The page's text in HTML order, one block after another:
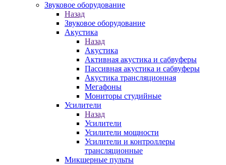
Звуковое оборудование
Назад
Звуковое оборудование
Акустика
Назад
Акустика
Активная акустика и сабвуферы
Пассивная акустика и сабвуферы
Акустика трансляционная
Мегафоны
Мониторы студийные
Усилители
Назад
Усилители
Усилители мощности
Усилители и контроллеры
трансляционные
Микшерные пульты